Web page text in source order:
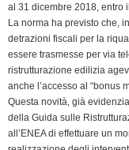
al 31 dicembre 2018, entro
La norma ha previsto che,
detrazioni fiscali per la
essere trasmesse per via
ristrutturazione edilizia
anche l’accesso al “bonus
Questa novità, già
della Guida sulle
all’ENEA di effettuare un